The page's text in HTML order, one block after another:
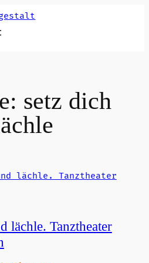
setz dich
lächle. Tanztheater